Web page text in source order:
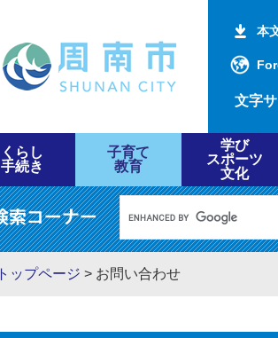
本
文字
くらし
手続き
子育て
教育
学び
スポーツ
文化
トップページ > お問い合わせ